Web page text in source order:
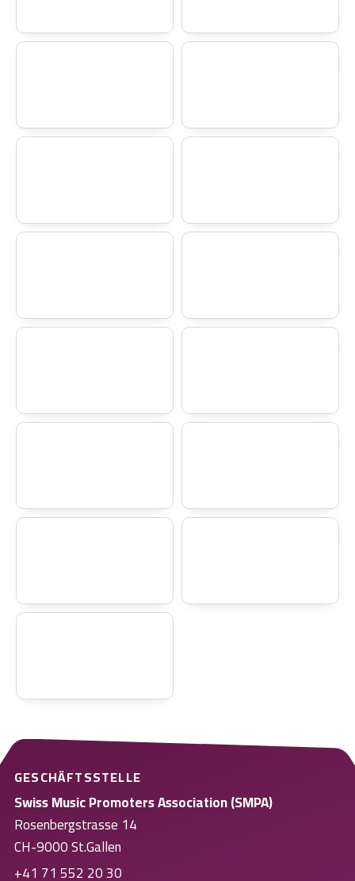
GESCHÄFTSSTELLE
Swiss Music Promoters Association (SMPA)
Rosenbergstrasse 14
CH-9000 St.Gallen
+41 71 552 20 30